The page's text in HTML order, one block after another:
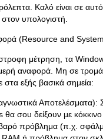
Καλό είναι σε
στον υπολογιστή.
(Resource and
μέτρηση, τα
αναφορά. Μη σε
εξής βασικά σημεία:
Αποτελέσματα):
σου δείξουν με
πρόβλημα (π.χ.